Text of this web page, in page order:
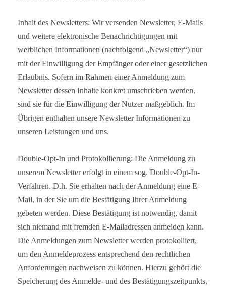
Inhalt des Newsletters: Wir versenden Newsletter, E-Mails
und weitere elektronische Benachrichtigungen mit
werblichen Informationen (nachfolgend „Newsletter“) nur
mit der Einwilligung der Empfänger oder einer gesetzlichen
Erlaubnis. Sofern im Rahmen einer Anmeldung zum
Newsletter dessen Inhalte konkret umschrieben werden,
sind sie für die Einwilligung der Nutzer maßgeblich. Im
Übrigen enthalten unsere Newsletter Informationen zu
unseren Leistungen und uns.
Double-Opt-In und Protokollierung: Die Anmeldung zu
unserem Newsletter erfolgt in einem sog. Double-Opt-In-
Verfahren. D.h. Sie erhalten nach der Anmeldung eine E-
Mail, in der Sie um die Bestätigung Ihrer Anmeldung
gebeten werden. Diese Bestätigung ist notwendig, damit
sich niemand mit fremden E-Mailadressen anmelden kann.
Die Anmeldungen zum Newsletter werden protokolliert,
um den Anmeldeprozess entsprechend den rechtlichen
Anforderungen nachweisen zu können. Hierzu gehört die
Speicherung des Anmelde- und des Bestätigungszeitpunkts,